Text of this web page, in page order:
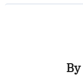
By